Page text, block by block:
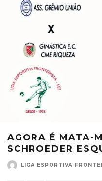
AGORA É MATA-
SCHROEDER
LIGA ESPORTIVA